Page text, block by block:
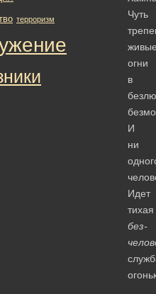
Чуть
огни
в
И
ни
Идет
тихая
без-
терроризм